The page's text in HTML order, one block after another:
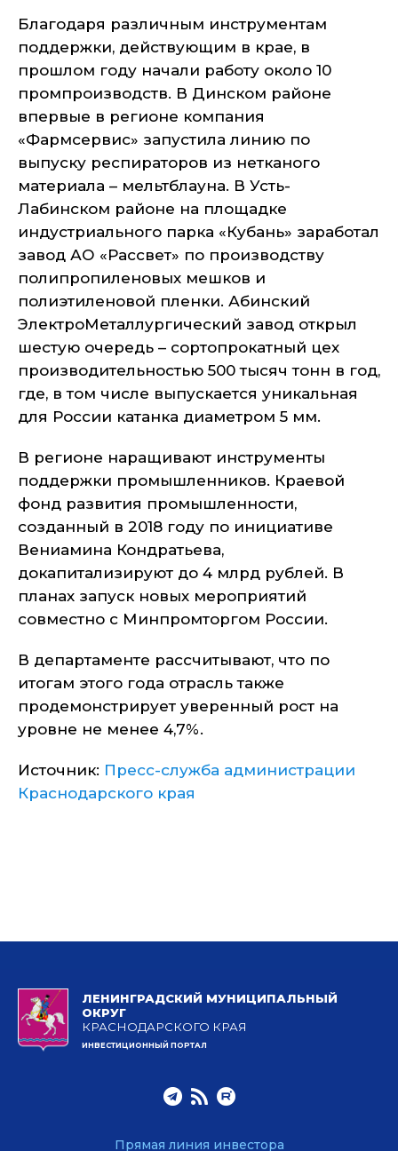
Благодаря различным инструментам
поддержки, действующим в крае, в
прошлом году начали работу около 10
промпроизводств. В Динском районе
впервые в регионе компания
«Фармсервис» запустила линию по
выпуску респираторов из нетканого
материала – мельтблауна. В Усть-
Лабинском районе на площадке
индустриального парка «Кубань» заработал
завод АО «Рассвет» по производству
полипропиленовых мешков и
полиэтиленовой пленки. Абинский
ЭлектроМеталлургический завод открыл
шестую очередь – сортопрокатный цех
производительностью 500 тысяч тонн в год,
где, в том числе выпускается уникальная
для России катанка диаметром 5 мм.
В регионе наращивают инструменты
поддержки промышленников. Краевой
фонд развития промышленности,
созданный в 2018 году по инициативе
Вениамина Кондратьева,
докапитализируют до 4 млрд рублей. В
планах запуск новых мероприятий
совместно с Минпромторгом России.
В департаменте рассчитывают, что по
итогам этого года отрасль также
продемонстрирует уверенный рост на
уровне не менее 4,7%.
Источник: Пресс-служба администрации
Краснодарского края
ЛЕНИНГРАДСКИЙ МУНИЦИПАЛЬНЫЙ
ОКРУГ
КРАСНОДАРСКОГО КРАЯ
ИНВЕСТИЦИОННЫЙ ПОРТАЛ
Прямая линия инвестора